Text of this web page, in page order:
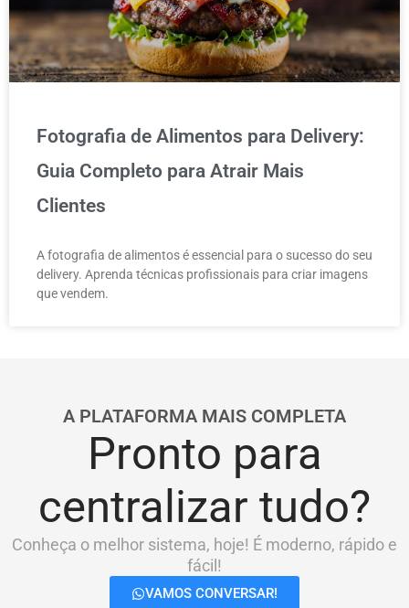
Fotografia de Alimentos para Delivery:
Guia Completo para Atrair Mais
Clientes
A fotografia de alimentos é essencial para o sucesso do seu
delivery. Aprenda técnicas profissionais para criar imagens
que vendem.
A PLATAFORMA MAIS COMPLETA
Pronto para
centralizar tudo?
Conheça o melhor sistema, hoje! É moderno, rápido e
fácil!
VAMOS CONVERSAR!